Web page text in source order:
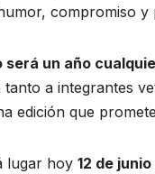
compromiso
será un año
tanto a integrantes
edición que
lugar hoy 12 de